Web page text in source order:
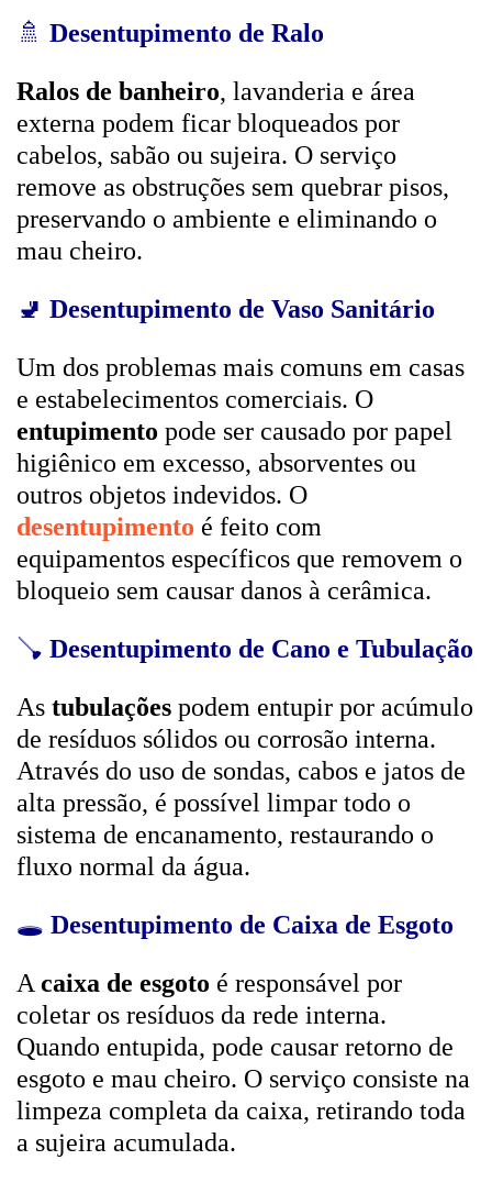
🚿 Desentupimento de Ralo
Ralos de banheiro, lavanderia e área
externa podem ficar bloqueados por
cabelos, sabão ou sujeira. O serviço
remove as obstruções sem quebrar pisos,
preservando o ambiente e eliminando o
mau cheiro.
🚽 Desentupimento de Vaso Sanitário
Um dos problemas mais comuns em casas
e estabelecimentos comerciais. O
entupimento pode ser causado por papel
higiênico em excesso, absorventes ou
outros objetos indevidos. O
desentupimento é feito com
equipamentos específicos que removem o
bloqueio sem causar danos à cerâmica.
🪠 Desentupimento de Cano e Tubulação
As tubulações podem entupir por acúmulo
de resíduos sólidos ou corrosão interna.
Através do uso de sondas, cabos e jatos de
alta pressão, é possível limpar todo o
sistema de encanamento, restaurando o
fluxo normal da água.
🕳️ Desentupimento de Caixa de Esgoto
A caixa de esgoto é responsável por
coletar os resíduos da rede interna.
Quando entupida, pode causar retorno de
esgoto e mau cheiro. O serviço consiste na
limpeza completa da caixa, retirando toda
a sujeira acumulada.